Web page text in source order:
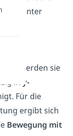
konstanter
werden sie
in y-
Für die
ergibt sich
Bewegung mit